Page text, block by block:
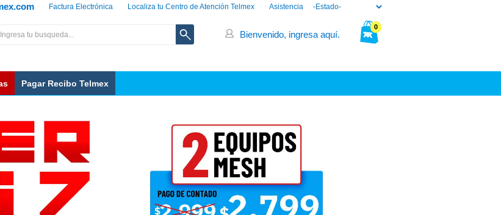
Asistencia
Localiza tu Centro de Atención Telmex
Factura Electrónica
0
Bienvenido, ingresa aquí.
Pagar Recibo Telmex